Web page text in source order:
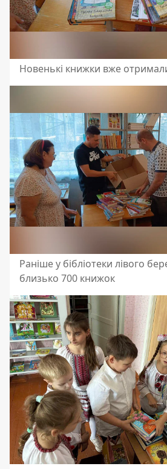
Новенькі книжки вже
Раніше у бібліотеки лівого
близько 700 книжок